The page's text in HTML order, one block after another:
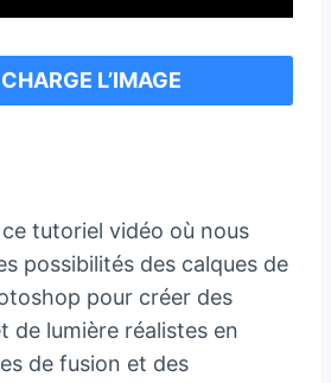
L’IMAGE
tutoriel vidéo où nous
possibilités des calques de
pour créer des
de lumière réalistes en
de fusion et des